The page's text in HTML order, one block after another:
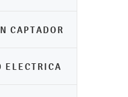
CAPTADOR
ELECTRICA